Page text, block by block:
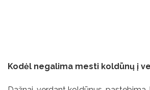
Kodėl negalima mesti koldūnų į